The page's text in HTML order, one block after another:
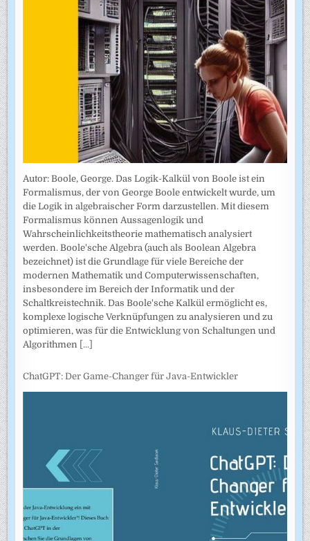
Autor: Boole, George. Das Logik-Kalkül von Boole ist ein
Formalismus, der von George Boole entwickelt wurde, um
die Logik in algebraischer Form darzustellen. Mit diesem
Formalismus können Aussagenlogik und
Wahrscheinlichkeitstheorie mathematisch analysiert
werden. Boole'sche Algebra (auch als Boolean Algebra
bezeichnet) ist die Grundlage für viele Bereiche der
modernen Mathematik und Computerwissenschaften,
insbesondere im Bereich der Informatik und der
Schaltkreistechnik. Das Boole'sche Kalkül ermöglicht es,
komplexe logische Verknüpfungen zu analysieren und zu
optimieren, was für die Entwicklung von Schaltungen und
Algorithmen [...]
ChatGPT: Der Game-Changer für Java-Entwickler